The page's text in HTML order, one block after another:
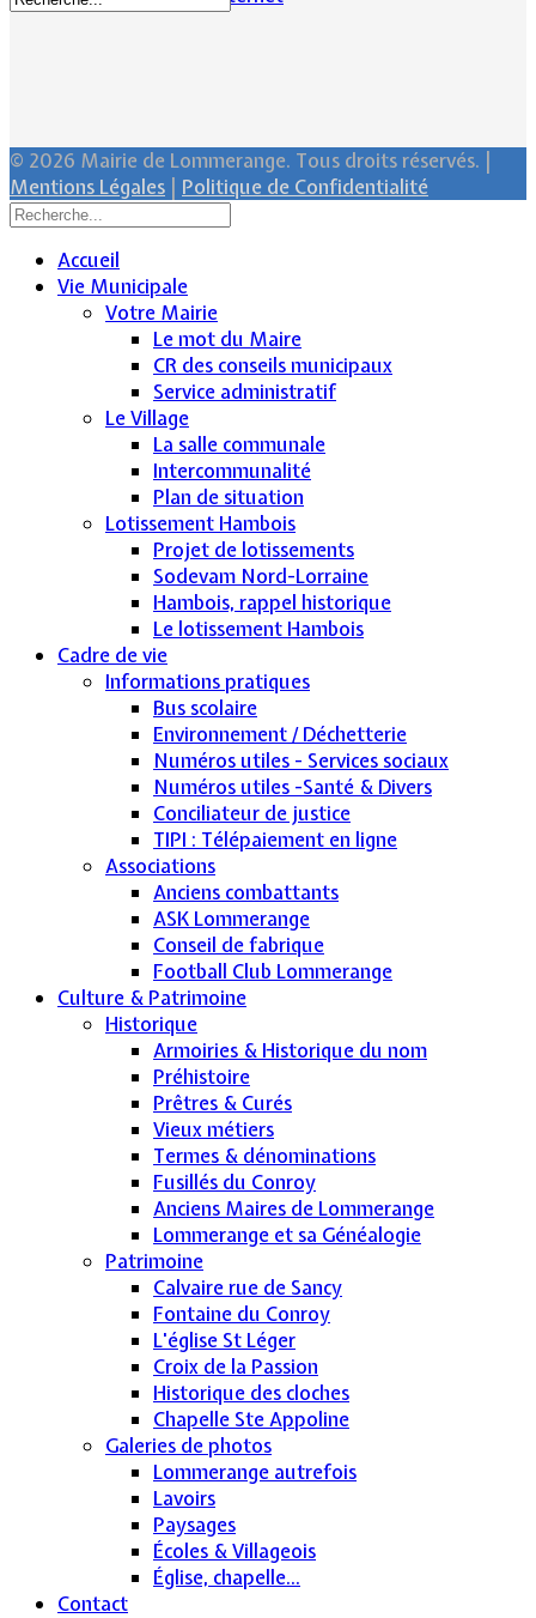
© 2026 Mairie de Lommerange. Tous droits réservés. |
Mentions Légales
Politique de Confidentialité
Accueil
Vie Municipale
Votre Mairie
Le mot du Maire
CR des conseils municipaux
Service administratif
Le Village
La salle communale
Intercommunalité
Plan de situation
Lotissement Hambois
Projet de lotissements
Sodevam Nord-Lorraine
Hambois, rappel historique
Le lotissement Hambois
Cadre de vie
Informations pratiques
Bus scolaire
Environnement / Déchetterie
Numéros utiles - Services sociaux
Numéros utiles -Santé & Divers
Conciliateur de justice
TIPI : Télépaiement en ligne
Associations
Anciens combattants
ASK Lommerange
Conseil de fabrique
Football Club Lommerange
Culture & Patrimoine
Historique
Armoiries & Historique du nom
Préhistoire
Prêtres & Curés
Vieux métiers
Termes & dénominations
Fusillés du Conroy
Anciens Maires de Lommerange
Lommerange et sa Généalogie
Patrimoine
Calvaire rue de Sancy
Fontaine du Conroy
L'église St Léger
Croix de la Passion
Historique des cloches
Chapelle Ste Appoline
Galeries de photos
Lommerange autrefois
Lavoirs
Paysages
Écoles & Villageois
Église, chapelle...
Contact